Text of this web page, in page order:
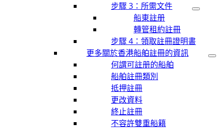
步驟 3：所需文件
船東註册
轉管租約註冊
步驟 4：領取註冊證明書
更多關於香港船舶註冊的資訊
何謂可註册的船舶
船舶註冊類別
抵押註冊
更改資料
終止註冊
不容許雙重船籍